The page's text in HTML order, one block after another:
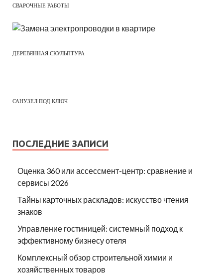
СВАРОЧНЫЕ РАБОТЫ
ДЕРЕВЯННАЯ СКУЛЬПТУРА
САНУЗЕЛ ПОД КЛЮЧ
ПОСЛЕДНИЕ ЗАПИСИ
Оценка 360 или ассессмент-центр: сравнение и
сервисы 2026
Тайны карточных раскладов: искусство чтения
знаков
Управление гостиницей: системный подход к
эффективному бизнесу отеля
Комплексный обзор строительной химии и
хозяйственных товаров